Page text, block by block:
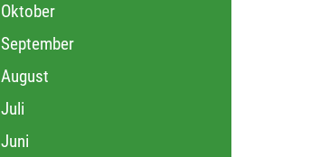
Oktober
September
August
Juli
Juni